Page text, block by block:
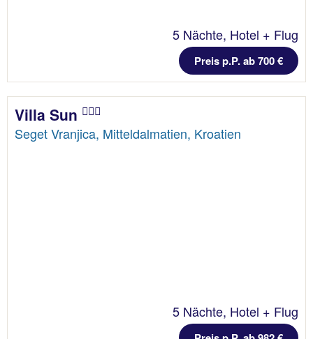
5 Nächte, Hotel + Flug
Preis p.P. ab 700 €
Villa Sun
Seget Vranjica, Mitteldalmatien, Kroatien
5 Nächte, Hotel + Flug